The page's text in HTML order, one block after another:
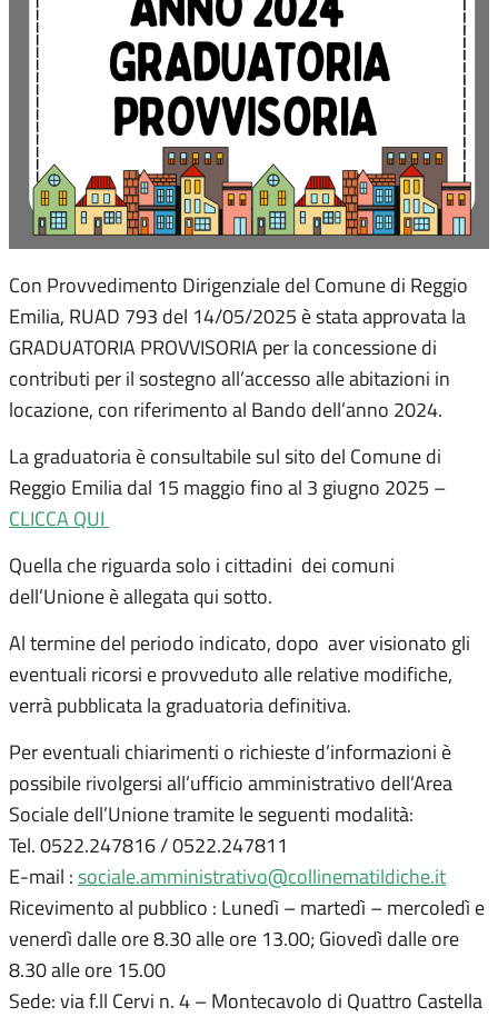
Con Provvedimento Dirigenziale del Comune di Reggio
Emilia, RUAD 793 del 14/05/2025 è stata approvata la
GRADUATORIA PROVVISORIA per la concessione di
contributi per il sostegno all’accesso alle abitazioni in
locazione, con riferimento al Bando dell’anno 2024.
La graduatoria è consultabile sul sito del Comune di
Reggio Emilia dal 15 maggio fino al 3 giugno 2025 –
CLICCA QUI
Quella che riguarda solo i cittadini dei comuni
dell’Unione è allegata qui sotto.
Al termine del periodo indicato, dopo aver visionato gli
eventuali ricorsi e provveduto alle relative modifiche,
verrà pubblicata la graduatoria definitiva.
Per eventuali chiarimenti o richieste d’informazioni è
possibile rivolgersi all’ufficio amministrativo dell’Area
Sociale dell’Unione tramite le seguenti modalità:
Tel. 0522.247816 / 0522.247811
E-mail : sociale.amministrativo@collinematildiche.it
Ricevimento al pubblico : Lunedì – martedì – mercoledì e
venerdì dalle ore 8.30 alle ore 13.00; Giovedì dalle ore
8.30 alle ore 15.00
Sede: via f.ll Cervi n. 4 – Montecavolo di Quattro Castella